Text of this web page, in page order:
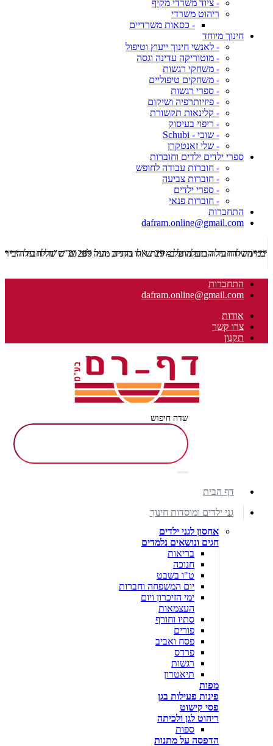
- ציוד משרדי מקיף
ריהוט משרדי
- כסאות משרדיים
חינוך מיוחד
- לאנשי חינוך ייעוץ וטיפול
- מוטוריקה עדינה וגסה
- משחקי רגשות
- משחקים טיפוליים
- ספרי רגשות
- פיזיותרפיה ושיקום
- קלינאות תקשורת
- ריפוי בעיסוק
- שובי - Schubi
- שלי זאנטקרן
ספרי ילדים ילדים וחוברות
- חוברות עבודה לחופש
- חוברות צביעה
- ספרי ילדים
- חוברות פנאי
התחברות
dafram.online@gmail.com
***משלוח עד הבית מוזל ב- 29 ש"ח בקניה מעל 289 ש"ח שליח עד הבית ***
התחברות
dafram.online@gmail.com
אודות
צרו קשר
תקנון
שדה חיפוש
דף הבית
גני ילדים ומוסדות חינוך
אחסון לגני ילדים
חגים ונושאים נלמדים
בריאות
חנוכה
ט"ו בשבט
יום המשפחה וחברות
ימי הזיכרון ויום
העצמאות
סתיו וחורף
פורים
פסח ואביב
פרדס
רגשות
תיאטרון
מפות
פינות פעילות בגן
פסי קישוט
ריהוט לגן ולכיתה
ספות
הדפסה על מתנות